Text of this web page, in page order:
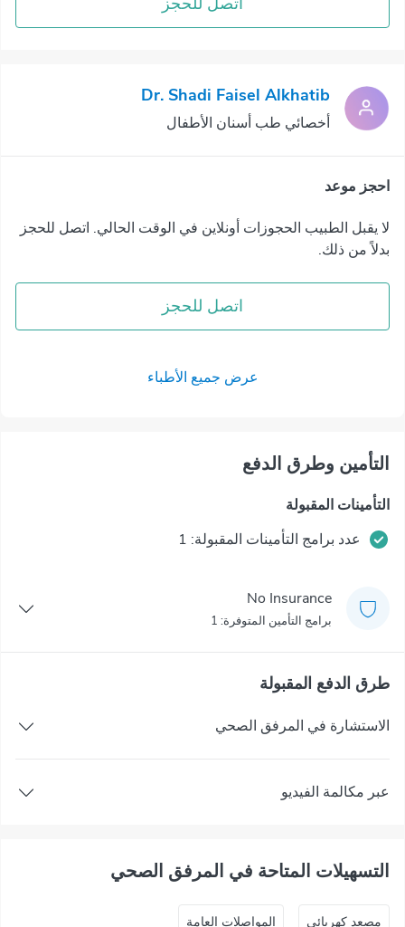
Dr. Shadi Faisel Alkhatib
أخصائي طب أسنان الأطفال
احجز موعد
لا يقبل الطبيب الحجوزات أونلاين في الوقت الحالي. اتصل للحجز
بدلاً من ذلك.
اتصل للحجز
عرض جميع الأطباء
التأمين وطرق الدفع
التأمينات المقبولة
عدد برامج التأمينات المقبولة: 1
No Insurance
برامج التأمين المتوفرة: 1
طرق الدفع المقبولة
الاستشارة في المرفق الصحي
عبر مكالمة الفيديو
التسهيلات المتاحة في المرفق الصحي
ﻣﺼﻌﺪ ﻛﻬﺮﺑﺎﺋﻲ المواصلات العامة